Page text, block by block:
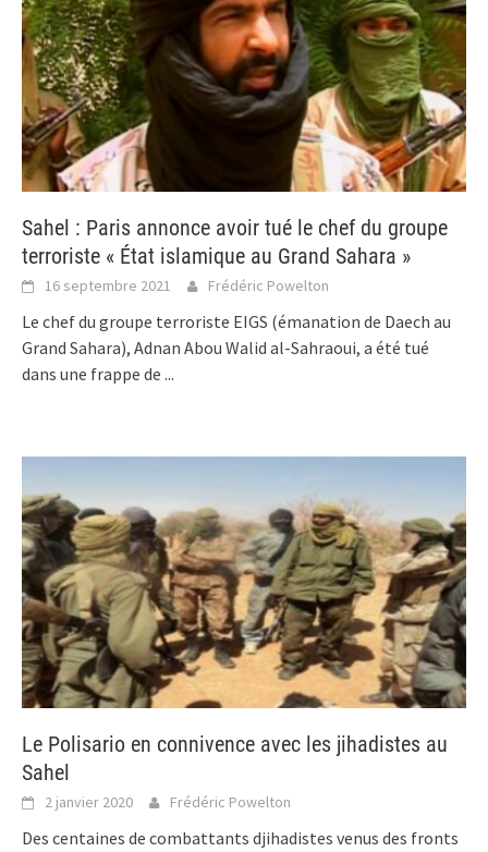
Sahel : Paris annonce avoir tué le chef du groupe
terroriste « État islamique au Grand Sahara »
16 septembre 2021 Frédéric Powelton
Le chef du groupe terroriste EIGS (émanation de Daech au
Grand Sahara), Adnan Abou Walid al-Sahraoui, a été tué
dans une frappe de ...
Le Polisario en connivence avec les jihadistes au
Sahel
2 janvier 2020 Frédéric Powelton
Des centaines de combattants djihadistes venus des fronts